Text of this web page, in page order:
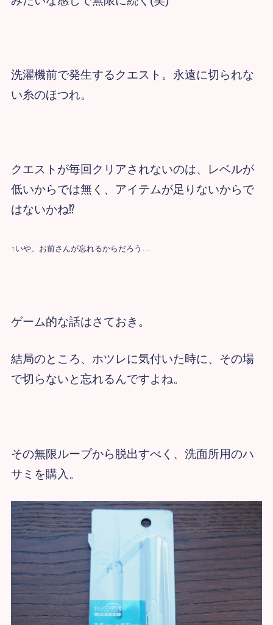
洗濯機前で発生するクエスト。 永遠に切られな
い糸のほつれ。
クエストが毎回クリアされないのは、 レベルが
低いからでは無く、 アイテムが足りないからで
はないかね⁉
↑いや、お前さんが忘れるからだろう…
ゲーム的な話はさておき。
結局のところ、ホツレに気付いた時に、 その場
で切らないと忘れるんですよね。
その無限ループから脱出すべく、 洗面所用のハ
サミを購入。